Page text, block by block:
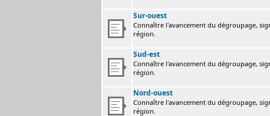
Sur-ouest
Connaître l'avancement du dégroupage,
région.
Sud-est
Connaître l'avancement du dégroupage,
région.
Nord-ouest
Connaître l'avancement du dégroupage,
région.